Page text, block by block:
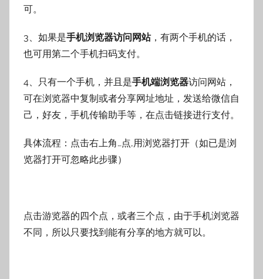
可。
3、如果是手机浏览器访问网站，有两个手机的话，
也可用第二个手机扫码支付。
4、只有一个手机，并且是手机端浏览器访问网站，
可在浏览器中复制或者分享网址地址，发送给微信自
己，好友，手机传输助手等，在点击链接进行支付。
具体流程：点击右上角…点,用浏览器打开（如已是浏
览器打开可忽略此步骤）
点击游览器的四个点，或者三个点，由于手机浏览器
不同，所以只要找到能有分享的地方就可以。